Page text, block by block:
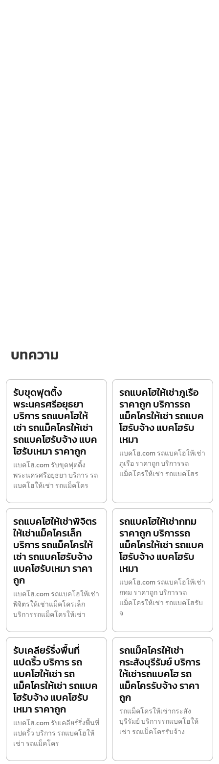
บทความ
รับขุดฟุตติ้ง
พระนครศรีอยุธยา
บริการ รถแบคโฮให้
เช่า รถแม็คโครให้เช่า
รถแบคโฮรับจ้าง แบค
โฮรับเหมา ราคาถูก
แบคโฮ.com รับขุดฟุตติ้ง
พระนครศรีอยุธยา บริการ รถ
แบคโฮให้เช่า รถแม็คโคร
รถแบคโฮให้เช่าภูเรือ
ราคาถูก บริการรถ
แม็คโครให้เช่า รถแบค
โฮรับจ้าง แบคโฮรับ
เหมา
แบคโฮ.com รถแบคโฮให้เช่า
ภูเรือ ราคาถูก บริการรถ
แม็คโครให้เช่า รถแบคโฮร
รถแบคโฮให้เช่าพิจิตร
ให้เช่าแม็คโครเล็ก
บริการ รถแม็คโครให้
เช่า รถแบคโฮรับจ้าง
แบคโฮรับเหมา ราคา
ถูก
แบคโฮ.com รถแบคโฮให้เช่า
พิจิตรให้เช่าแม็คโครเล็ก
บริการรถแม็คโครให้เช่า
รถแบคโฮให้เช่ากทม
ราคาถูก บริการรถ
แม็คโครให้เช่า รถแบค
โฮรับจ้าง แบคโฮรับ
เหมา
แบคโฮ.com รถแบคโฮให้เช่า
กทม ราคาถูก บริการรถ
แม็คโครให้เช่า รถแบคโฮรับ
จ
รับเคลียร์ริ่งพื้นที่
แปดริ้ว บริการ รถ
แบคโฮให้เช่า รถ
แม็คโครให้เช่า รถแบค
โฮรับจ้าง แบคโฮรับ
เหมา ราคาถูก
แบคโฮ.com รับเคลียร์ริ่งพื้นที่
แปดริ้ว บริการ รถแบคโฮให้
เช่า รถแม็คโคร
รถแม็คโครให้เช่า
กระสังบุรีรัมย์ บริการ
ให้เช่ารถแบคโฮ รถ
แม็คโครรับจ้าง ราคา
ถูก
รถแม็คโครให้เช่ากระสัง
บุรีรัมย์ บริการรถแบคโฮให้
เช่า รถแม็คโครรับจ้าง